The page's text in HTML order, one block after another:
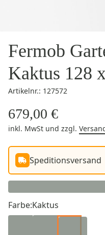
Fermob
Kaktus 128
Artikelnr.: 127572
679,00 €
inkl. MwSt und zzgl.
Speditionsversand
Farbe:Kaktus